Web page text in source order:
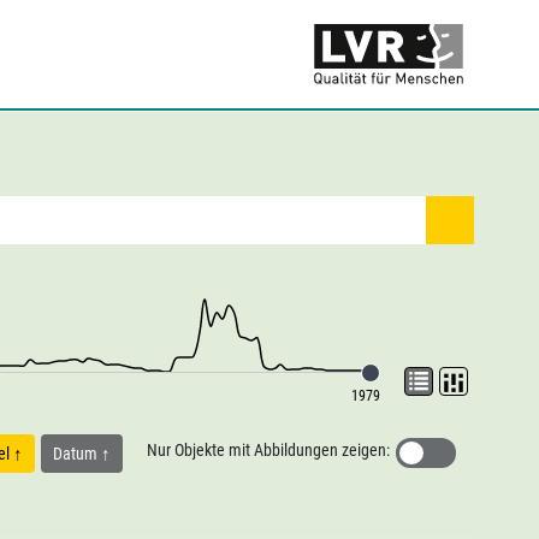
1979
Datum Nur Objekte mit Abbildungen zeigen: